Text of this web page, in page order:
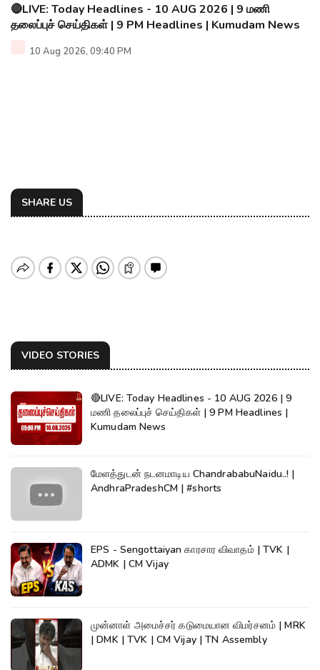
🔴LIVE: Today Headlines - 10 AUG 2026 | 9 மணி
தலைப்புச் செய்திகள் | 9 PM Headlines | Kumudam News
10 Aug 2026, 09:40 PM
SHARE US
VIDEO STORIES
🔴LIVE: Today Headlines - 10 AUG 2026 | 9
மணி தலைப்புச் செய்திகள் | 9 PM Headlines |
Kumudam News
மேளத்துடன் நடனமாடிய ChandrababuNaidu..! |
AndhraPradeshCM | #shorts
EPS - Sengottaiyan காரசார விவாதம் | TVK |
ADMK | CM Vijay
முன்னாள் அமைச்சர் கடுமையான விமர்சனம் | MRK
| DMK | TVK | CM Vijay | TN Assembly